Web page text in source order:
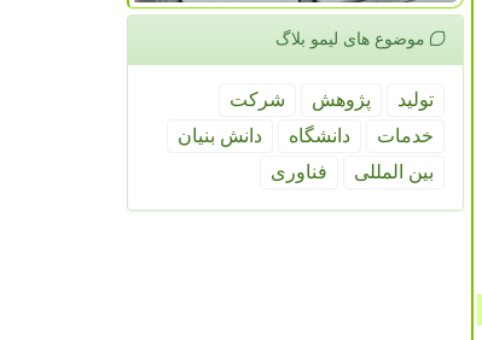
موضوع های لیمو بلاگ
تولید پژوهش
شركت
خدمات
دانشگاه
دانش بنیان
بین المللی
فناوری